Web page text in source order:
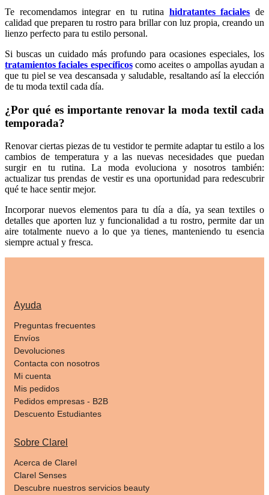
Te recomendamos integrar en tu rutina hidratantes faciales de
calidad que preparen tu rostro para brillar con luz propia, creando un
lienzo perfecto para tu estilo personal.
Si buscas un cuidado más profundo para ocasiones especiales, los
tratamientos faciales específicoscomo aceites o ampollas ayudan a
que tu piel se vea descansada y saludable, resaltando así la elección
de tu moda textil cada día.
¿Por qué es importante renovar la moda textil cada
temporada?
Renovar ciertas piezas de tu vestidor te permite adaptar tu estilo a los
cambios de temperatura y a las nuevas necesidades que puedan
surgir en tu rutina. La moda evoluciona y nosotros también:
actualizar tus prendas de vestir es una oportunidad para redescubrir
qué te hace sentir mejor.
Incorporar nuevos elementos para tu día a día, ya sean textiles o
detalles que aporten luz y funcionalidad a tu rostro, permite dar un
aire totalmente nuevo a lo que ya tienes, manteniendo tu esencia
siempre actual y fresca.
Ayuda
Preguntas frecuentes
Envíos
Devoluciones
Contacta con nosotros
Mi cuenta
Mis pedidos
Pedidos empresas - B2B
Descuento Estudiantes
Sobre Clarel
Acerca de Clarel
Clarel Senses
Descubre nuestros servicios beauty